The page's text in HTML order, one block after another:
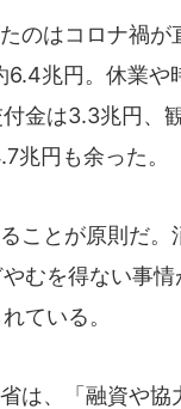
のはコロナ禍
兆円。休業
付金は3.3兆円
兆円も余った。
ことが原則だ
むを得ない事
ている。
は、「融資や